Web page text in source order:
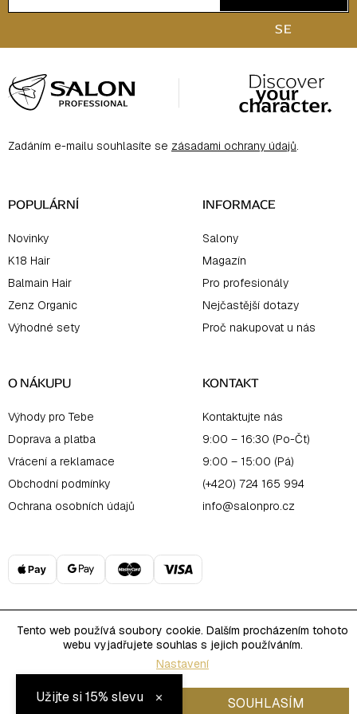
Tento web používá soubory cookie. Dalším procházením tohoto
webu vyjadřujete souhlas s jejich používáním.
Nastavení
ODMÍTNOUT SOUHLASÍM
s
SE
á
p
Zadáním e-mailu souhlasíte se zásadami ochrany údajů
POPULÁRNÍ
Novinky
K18 Hair
Balmain Hair
Zenz Organic
Výhodné sety
INFORMACE
Salony
Magazín
Pro profesionály
Nejčastější dotazy
Proč nakupovat u nás
O NÁKUPU
Výhody pro Tebe
Doprava a platba
Vrácení a reklamace
Obchodní podmínky
Ochrana osobních údajů
KONTAKT
Kontaktujte nás
9:00 – 16:30 (Po-Čt)
9:00 – 15:00 (Pá)
(+420) 724 165 994
info@salonpro.cz
Vytvořil Shoptet
Copyright 2026Salon Online. Všechna práva vyhrazena.
Upravit nastavení cookies
Užijte si 15% slevu ×